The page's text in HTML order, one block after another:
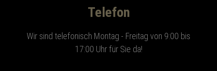
Telefon
Wir sind telefonisch Montag - Freitag von 9:00 bis
17:00 Uhr für Sie da!